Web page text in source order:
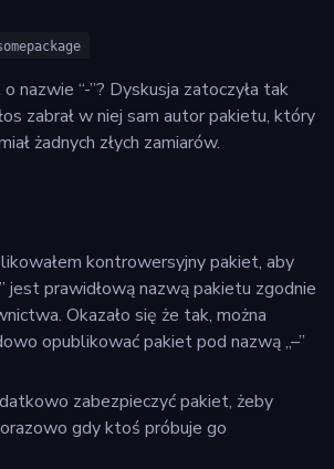
nazwie “-”? Dyskusja zatoczyła tak
zabrał w niej sam autor pakietu, który
żadnych złych zamiarów.
kontrowersyjny pakiet, aby
jest prawidłową nazwą pakietu zgodnie
Okazało się że tak, można
opublikować pakiet pod nazwą „–”
zabezpieczyć pakiet, żeby
gdy ktoś próbuje go